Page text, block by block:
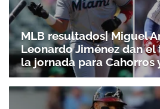
MLB resultados| Miguel
Leonardo Jiménez dan
la jornada para Cahorros